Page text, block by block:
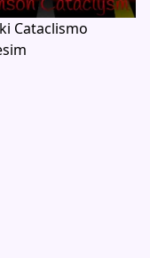
Cataclismo